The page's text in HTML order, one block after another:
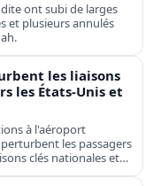
ont subi de larges
et plusieurs annulés
les liaisons
les États-Unis et
à l'aéroport
les passagers
clés nationales et